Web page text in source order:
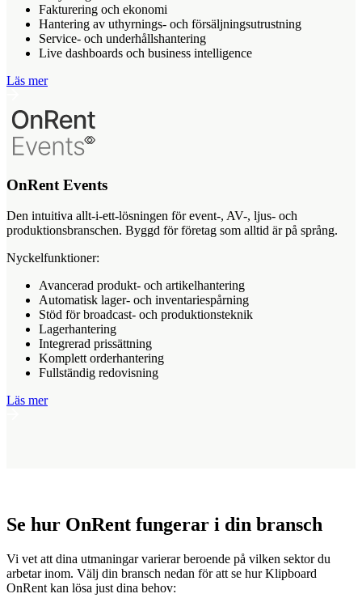
Fakturering och ekonomi
Hantering av uthyrnings- och försäljningsutrustning
Service- och underhållshantering
Live dashboards och business intelligence
Läs mer
OnRent Events
Den intuitiva allt-i-ett-lösningen för event-, AV-, ljus- och
produktionsbranschen. Byggd för företag som alltid är på språng.
Nyckelfunktioner:
Avancerad produkt- och artikelhantering
Automatisk lager- och inventariespårning
Stöd för broadcast- och produktionsteknik
Lagerhantering
Integrerad prissättning
Komplett orderhantering
Fullständig redovisning
Läs mer
Se hur OnRent fungerar i din bransch
Vi vet att dina utmaningar varierar beroende på vilken sektor du
arbetar inom. Välj din bransch nedan för att se hur Klipboard
OnRent kan lösa just dina behov: